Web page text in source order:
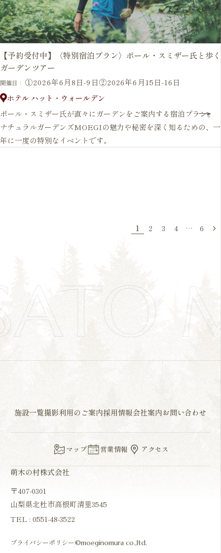
【予約受付中】〈特別宿泊プラン〉ポール・スミザー氏と歩く
ガーデンツアー
開催日： ①2026年6月8日-9日②2026年6月15日-16日
ホテル ハット・ウォールデン
ポール・スミザー氏が直々にガーデンをご案内する宿泊プラン。
ナチュラルガーデンズMOEGIの魅力や秘密を深く知るための、一
年に一度の特別なイベントです。
1 2 3 4 … 6
施設一覧撮影利用のご案内採用情報会社案内お問い合わせ
マップ 営業情報 アクセス
萌木の村株式会社
〒407-0301
山梨県北杜市高根町清里3545
TEL : 0551-48-3522
プライバシーポリシー©moeginomura co.,ltd.